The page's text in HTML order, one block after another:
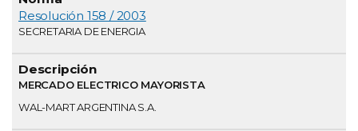
Resolución 158 / 2003
SECRETARIA DE ENERGIA
MERCADO ELECTRICO MAYORISTA
WAL-MART ARGENTINA S.A.